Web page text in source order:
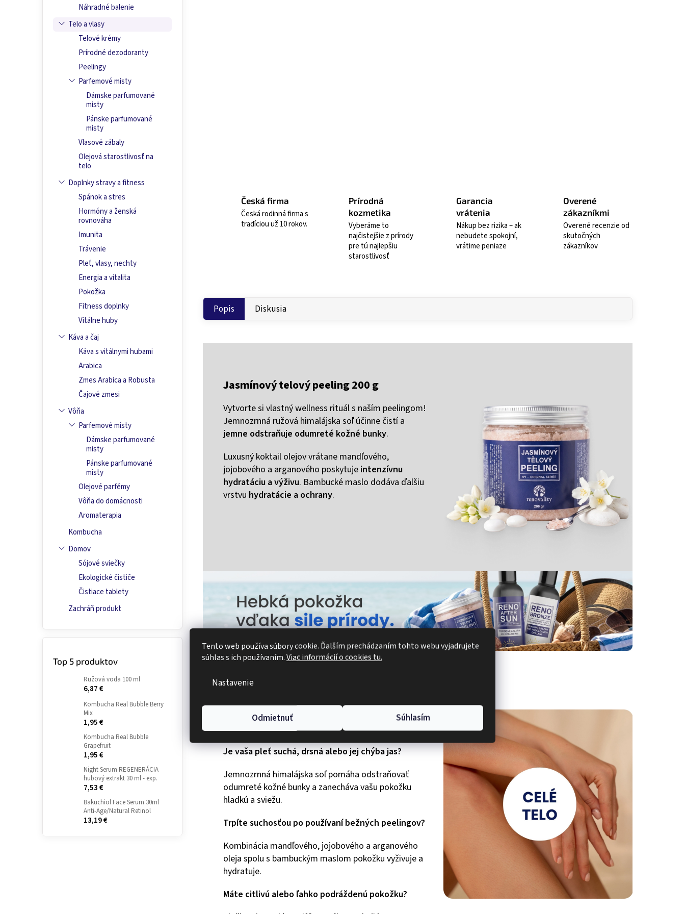
Tento web používa súbory cookie. Ďalším prechádzaním tohto webu vyjadrujete
súhlas s ich používaním.Viac informácií o cookies tu.
Nastavenie
Odmietnuť Súhlasím
Náhradné balenie
Telo a vlasy
Telové krémy
Prírodné dezodoranty
Peelingy
Parfemové misty
Dámske parfumované
misty
Pánske parfumované
misty
Vlasové zábaly
Olejová starostlivosť na
telo
Doplnky stravy a fitness
Spánok a stres
Hormóny a ženská
rovnováha
Imunita
Trávenie
Pleť, vlasy, nechty
Energia a vitalita
Pokožka
Fitness doplnky
Vitálne huby
Káva a čaj
Káva s vitálnymi hubami
Arabica
Zmes Arabica a Robusta
Čajové zmesi
Vôňa
Parfemové misty
Dámske parfumované
misty
Pánske parfumované
misty
Olejové parfémy
Vôňa do domácnosti
Aromaterapia
Kombucha
Domov
Sójové sviečky
Ekologické čističe
Čistiace tablety
Zachráň produkt
Top 5 produktov
Ružová voda 100 ml
6,87 €
Kombucha Real Bubble Berry
Mix
1,95 €
Kombucha Real Bubble
Grapefruit
1,95 €
Night Serum REGENERÁCIA
hubový extrakt 30 ml - exp.
7,53 €
Bakuchiol Face Serum 30ml
Anti-Age/Natural Retinol
13,19 €
Česká firma
Česká rodinná firma s
tradíciou už 10 rokov.
Prírodná
kozmetika
Vyberáme to
najčistejšie z prírody
pre tú najlepšiu
starostlivosť
Garancia
vrátenia
Nákup bez rizika – ak
nebudete spokojní,
vrátime peniaze
Overené
zákazníkmi
Overené recenzie od
skutočných
zákazníkov
Popis Diskusia
Jasmínový telový peeling 200 g
Vytvorte si vlastný wellness rituál s naším peelingom!
Jemnozrnná ružová himalájska soľ účinne čistí a
jemne odstraňuje odumreté kožné bunky.
Luxusný koktail olejov vrátane mandľového,
jojobového a arganového poskytuje intenzívnu
hydratáciu a výživu. Bambucké maslo dodáva ďalšiu
vrstvu hydratácie a ochrany.
vyhladenie?
Tento peeling je určený práve pre vás.
Je vaša pleť suchá, drsná alebo jej chýba jas?
Jemnozrnná himalájska soľ pomáha odstraňovať
odumreté kožné bunky a zanecháva vašu pokožku
hladkú a sviežu.
Trpíte suchosťou po používaní bežných peelingov?
Kombinácia mandľového, jojobového a arganového
oleja spolu s bambuckým maslom pokožku vyživuje a
hydratuje.
Máte citlivú alebo ľahko podráždenú pokožku?